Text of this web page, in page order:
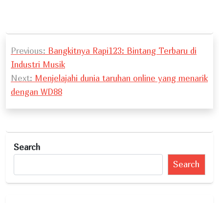
o
s
n
v
a
Previous: Bangkitnya Rapi123: Bintang Terbaru di
Industri Musik
Next: Menjelajahi dunia taruhan online yang menarik
dengan WD88
Search
Search